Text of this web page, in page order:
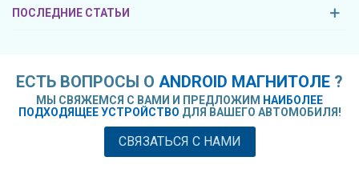
ПОСЛЕДНИЕ СТАТЬИ
ЕСТЬ ВОПРОСЫ О ANDROID МАГНИТОЛЕ ?
МЫ СВЯЖЕМСЯ С ВАМИ И ПРЕДЛОЖИМ НАИБОЛЕЕ
ПОДХОДЯЩЕЕ УСТРОЙСТВО ДЛЯ ВАШЕГО АВТОМОБИЛЯ!
СВЯЗАТЬСЯ С НАМИ